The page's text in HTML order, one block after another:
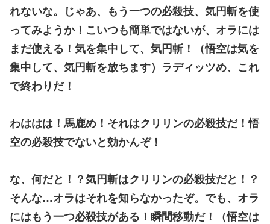
れないな。じゃあ、もう一つの必殺技、気円斬を使
ってみようか！こいつも簡単ではないが、オラには
まだ使える！気を集中して、気円斬！（悟空は気を
集中して、気円斬を放ちます）ラディッツめ、これ
で終わりだ！
わははは！馬鹿め！それはクリリンの必殺技だ！悟
空の必殺技でないと効かんぞ！
な、何だと！？気円斬はクリリンの必殺技だと！？
そんな…オラはそれを知らなかったぞ。でも、オラ
にはもう一つ必殺技がある！瞬間移動だ！（悟空は